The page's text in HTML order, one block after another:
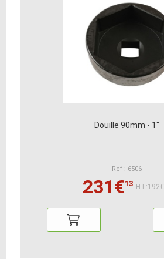
Douille 90mm - 1"
Ref : 6506
231€13 HT:192€